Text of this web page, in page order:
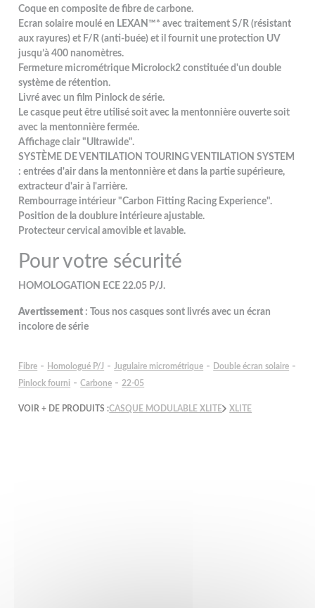
Coque en composite de fibre de carbone.
Ecran solaire moulé en LEXAN™* avec traitement S/R (résistant
aux rayures) et F/R (anti-buée) et il fournit une protection UV
jusqu’à 400 nanomètres.
Fermeture micrométrique Microlock2 constituée d'un double
système de rétention.
Livré avec un film Pinlock de série.
Le casque peut être utilisé soit avec la mentonnière ouverte soit
avec la mentonnière fermée.
Affichage clair "Ultrawide".
SYSTÈME DE VENTILATION TOURING VENTILATION SYSTEM
: entrées d'air dans la mentonnière et dans la partie supérieure,
extracteur d'air à l'arrière.
Rembourrage intérieur "Carbon Fitting Racing Experience".
Position de la doublure intérieure ajustable.
Protecteur cervical amovible et lavable.
Pour votre sécurité
HOMOLOGATION ECE 22.05 P/J.
Avertissement : Tous nos casques sont livrés avec un écran
incolore de série
Fibre - Homologué P/J - Jugulaire micrométrique - Double écran solaire -
Pinlock fourni -Carbone - 22-05
VOIR + DE PRODUITS :CASQUE MODULABLE XLITE XLITE